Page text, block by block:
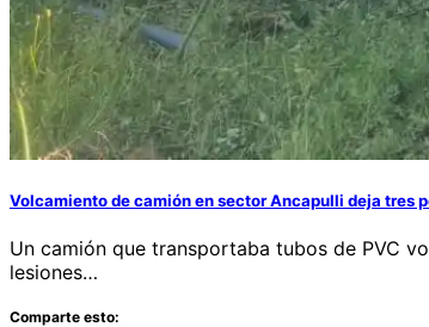
Volcamiento de camión en sector Ancapulli deja tres
Un camión que transportaba tubos de PVC
lesiones…
Comparte esto: